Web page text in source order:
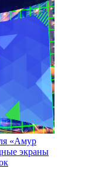
«Амур
экраны